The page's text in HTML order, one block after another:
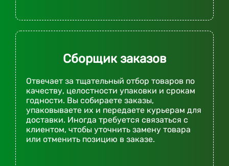
Сборщик заказов
Отвечает за тщательный отбор товаров по
качеству, целостности упаковки и срокам
годности. Вы собираете заказы,
упаковываете их и передаете курьерам для
доставки. Иногда требуется связаться с
клиентом, чтобы уточнить замену товара
или отменить позицию в заказе.